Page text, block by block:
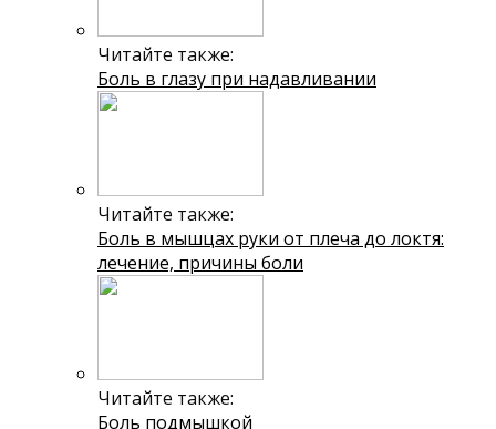
Читайте также:
Боль в глазу при надавливании
Читайте также:
Боль в мышцах руки от плеча до локтя:
лечение, причины боли
Читайте также:
Боль подмышкой